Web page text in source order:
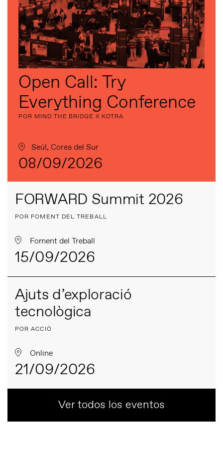
Open Call: Try
Everything Conference
POR MIND THE BRIDGE X KOTRA
Seúl, Corea del Sur
08/09/2026
FORWARD Summit 2026
POR FOMENT DEL TREBALL
Foment del Treball
15/09/2026
Ajuts d’exploració
tecnològica
POR ACCIÓ
Online
21/09/2026
Ver todos los eventos